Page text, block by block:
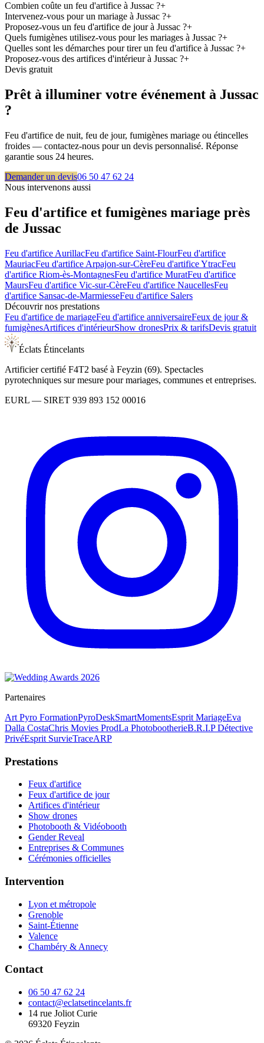
Combien coûte un feu d'artifice à Jussac ?+
Intervenez-vous pour un mariage à Jussac ?+
Proposez-vous un feu d'artifice de jour à Jussac ?+
Quels fumigènes utilisez-vous pour les mariages à Jussac ?+
Quelles sont les démarches pour tirer un feu d'artifice à Jussac ?+
Proposez-vous des artifices d'intérieur à Jussac ?+
Devis gratuit
Prêt à illuminer votre événement à Jussac
?
Feu d'artifice de nuit, feu de jour, fumigènes mariage ou étincelles
froides — contactez-nous pour un devis personnalisé. Réponse
garantie sous 24 heures.
Demander un devis06 50 47 62 24
Nous intervenons aussi
Feu d'artifice et fumigènes mariage près
de Jussac
Feu d'artifice AurillacFeu d'artifice Saint-FlourFeu d'artifice
MauriacFeu d'artifice Arpajon-sur-CèreFeu d'artificeYtracFeu
d'artifice Riom-ès-MontagnesFeu d'artifice MuratFeu d'artifice
MaursFeu d'artifice Vic-sur-CèreFeu d'artifice NaucellesFeu
d'artifice Sansac-de-MarmiesseFeu d'artifice Salers
Découvrir nos prestations
Feu d'artifice de mariageFeu d'artifice anniversaireFeux de jour &
fumigènesArtifices d'intérieurShow dronesPrix & tarifsDevis gratuit
Éclats Étincelants
Artificier certifié F4T2 basé à Feyzin (69). Spectacles
pyrotechniques sur mesure pour mariages, communes et entreprises.
EURL — SIRET 939 893 152 00016
Partenaires
Art Pyro FormationPyroDeskSmartMomentsEsprit MariageEva
Dalla CostaChris Movies ProdLa PhotobootherieB.R.I.P Détective
PrivéEsprit SurvieTraceARP
Prestations
Feux d'artifice
Feux d'artifice de jour
Artifices d'intérieur
Show drones
Photobooth & Vidéobooth
Gender Reveal
Entreprises & Communes
Cérémonies officielles
Intervention
Lyon et métropole
Grenoble
Saint-Étienne
Valence
Chambéry & Annecy
Contact
06 50 47 62 24
contact@eclatsetincelants.fr
14 rue Joliot Curie
69320 Feyzin